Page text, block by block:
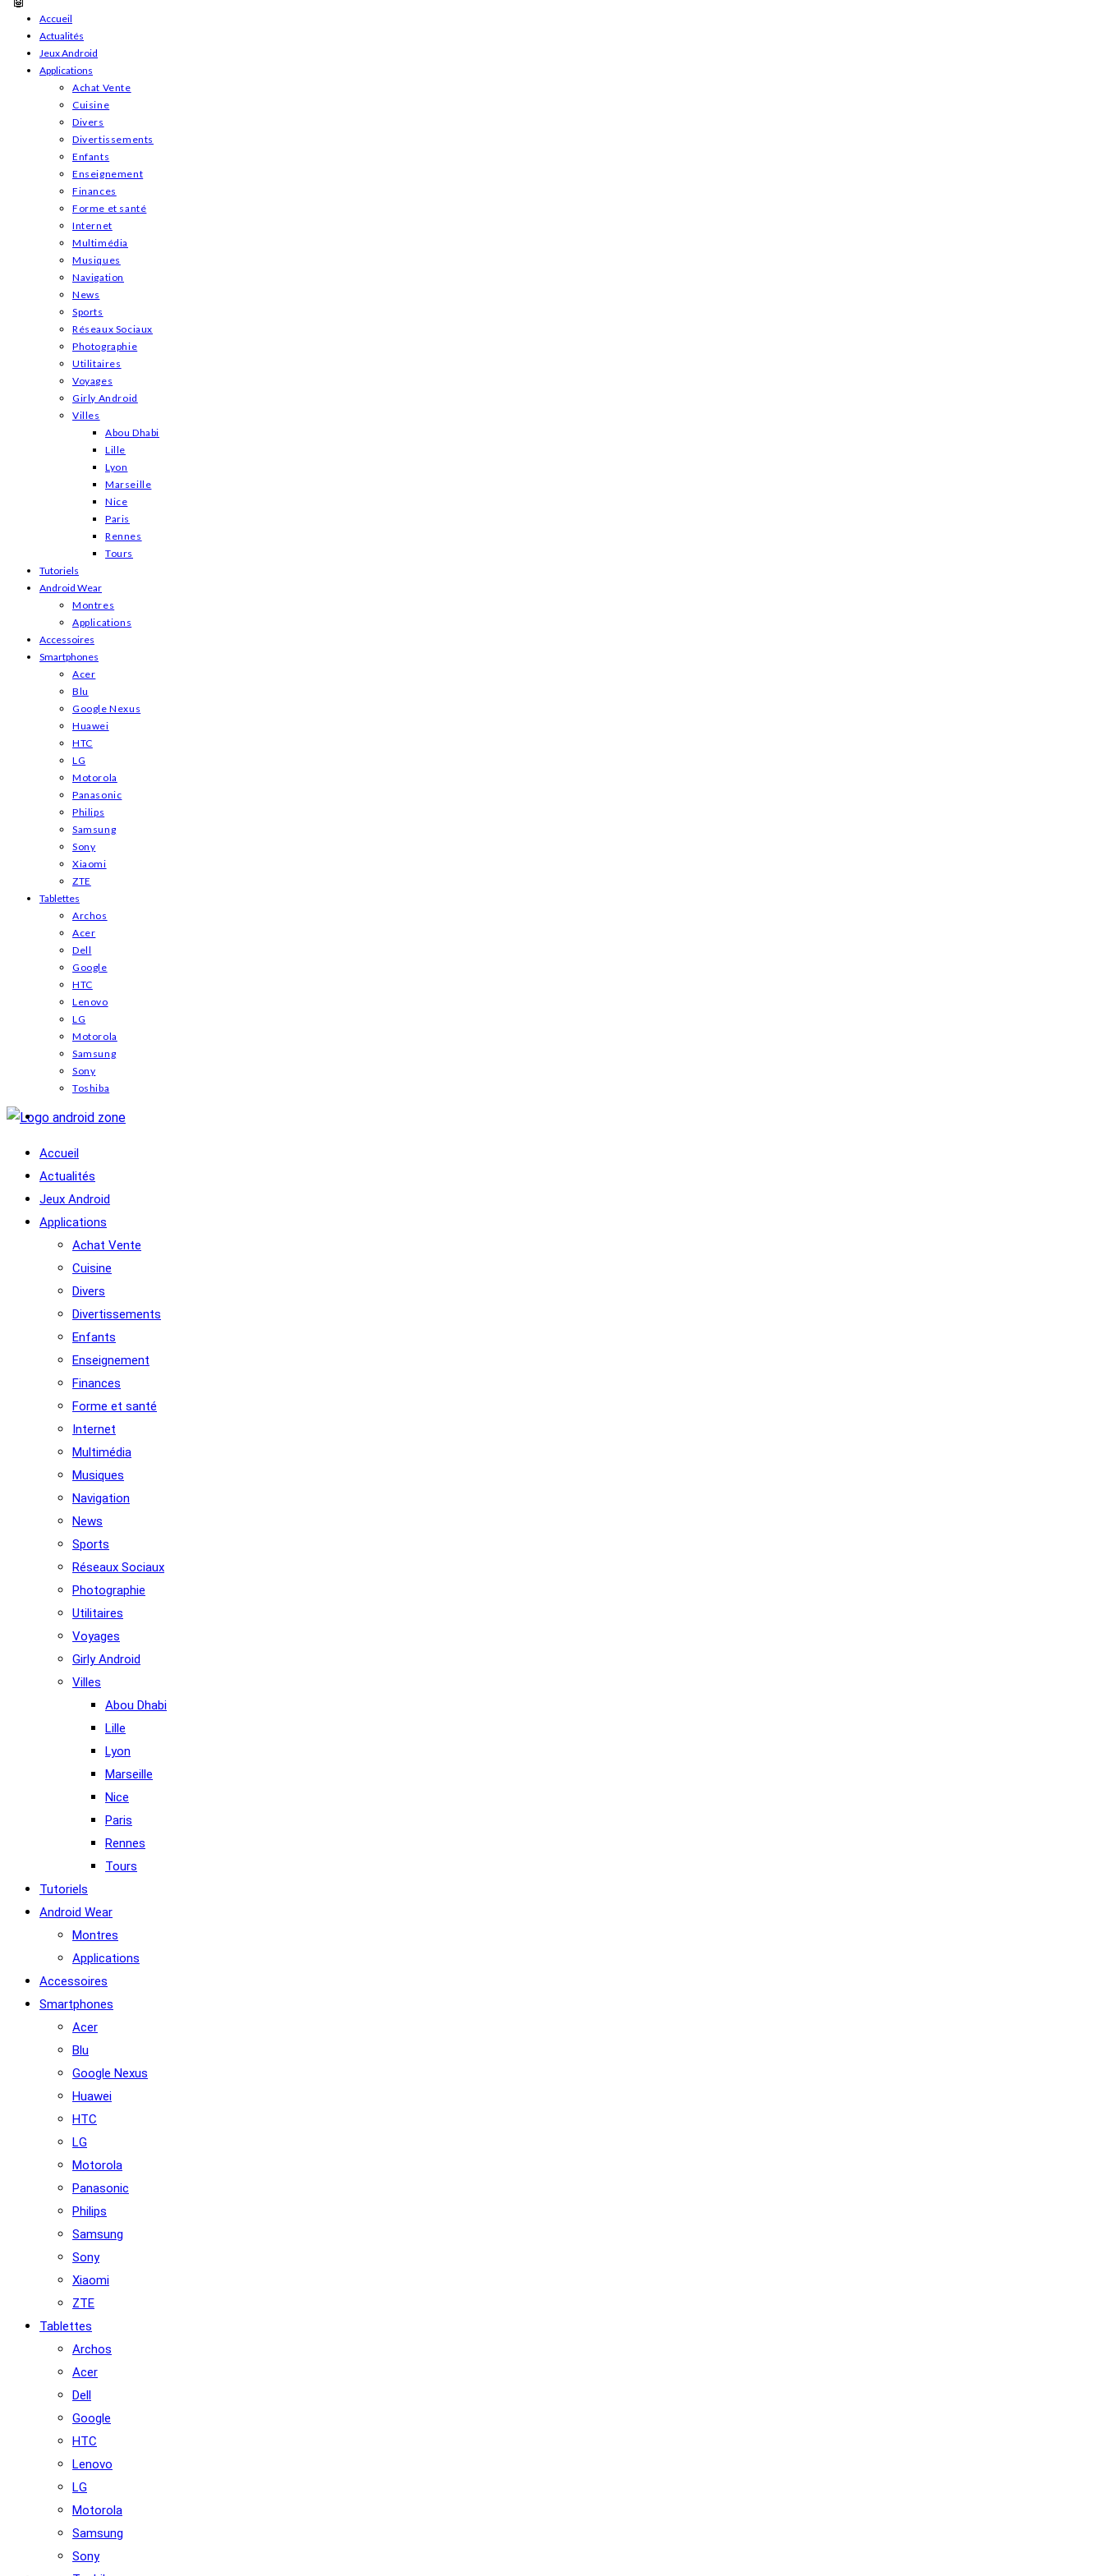
Skip
content
Accueil
Actualités
Jeux Android
Applications
Achat Vente
Cuisine
Divers
Divertissements
Enfants
Enseignement
Finances
Forme et santé
Internet
Multimédia
Musiques
Navigation
News
Sports
Réseaux Sociaux
Photographie
Utilitaires
Voyages
Girly Android
Villes
Abou Dhabi
Lille
Lyon
Marseille
Nice
Paris
Rennes
Tours
Tutoriels
Android Wear
Montres
Applications
Accessoires
Smartphones
Acer
Blu
Google Nexus
Huawei
HTC
LG
Motorola
Panasonic
Philips
Samsung
Sony
Xiaomi
ZTE
Tablettes
Archos
Acer
Dell
Google
HTC
Lenovo
LG
Motorola
Samsung
Sony
Toshiba
Accueil
Actualités
Jeux Android
Applications
Achat Vente
Cuisine
Divers
Divertissements
Enfants
Enseignement
Finances
Forme et santé
Internet
Multimédia
Musiques
Navigation
News
Sports
Réseaux Sociaux
Photographie
Utilitaires
Voyages
Girly Android
Villes
Abou Dhabi
Lille
Lyon
Marseille
Nice
Paris
Rennes
Tours
Tutoriels
Android Wear
Montres
Applications
Accessoires
Smartphones
Acer
Blu
Google Nexus
Huawei
HTC
LG
Motorola
Panasonic
Philips
Samsung
Sony
Xiaomi
ZTE
Tablettes
Archos
Acer
Dell
Google
HTC
Lenovo
LG
Motorola
Samsung
Sony